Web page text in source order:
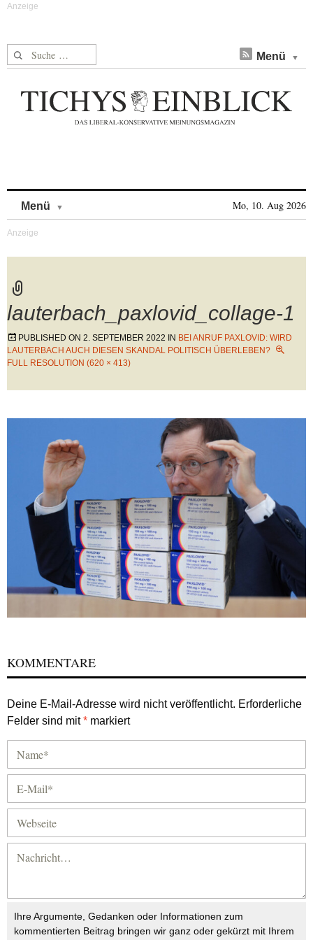
Suche nach: Menü
Menü Mo, 10. Aug 2026
lauterbach_paxlovid_collage-1
PUBLISHED ON 2. SEPTEMBER 2022 IN BEI ANRUF PAXLOVID: WIRD
LAUTERBACH AUCH DIESEN SKANDAL POLITISCH ÜBERLEBEN?
FULL RESOLUTION (620 × 413)
KOMMENTARE
Deine E-Mail-Adresse wird nicht veröffentlicht. Erforderliche
Felder sind mit* markiert
Ihre Argumente, Gedanken oder Informationen zum
kommentierten Beitrag bringen wir ganz oder gekürzt mit Ihrem